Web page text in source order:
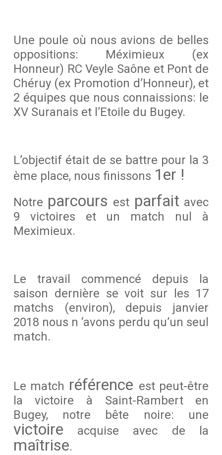
Une poule où nous avions de belles
oppositions: Méximieux (ex
Honneur) RC Veyle Saône et Pont de
Chéruy (ex Promotion d’Honneur), et
2 équipes que nous connaissions: le
XV Suranais et l’Etoile du Bugey.
L’objectif était de se battre pour la 3
ème place, nous finissons 1er !
Notre parcours est parfait avec
9 victoires et un match nul à
Meximieux.
Le travail commencé depuis la
saison dernière se voit sur les 17
matchs (environ), depuis janvier
2018 nous n ‘avons perdu qu’un seul
match.
Le match référence est peut-être
la victoire à Saint-Rambert en
Bugey, notre bête noire: une
victoire acquise avec de la
maîtrise.